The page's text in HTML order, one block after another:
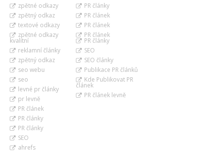
zpětné odkazy
zpětný odkaz
textové odkazy
zpětné odkazy
kvalitní
reklamní články
zpětný odkaz
seo webu
seo
levné pr články
pr levně
PR článek
PR články
PR články
SEO
ahrefs
PR články
PR článek
PR článek
PR článek
PR články
SEO
SEO články
Publikace PR článků
Kde Publikovat PR
článek
PR článek levně